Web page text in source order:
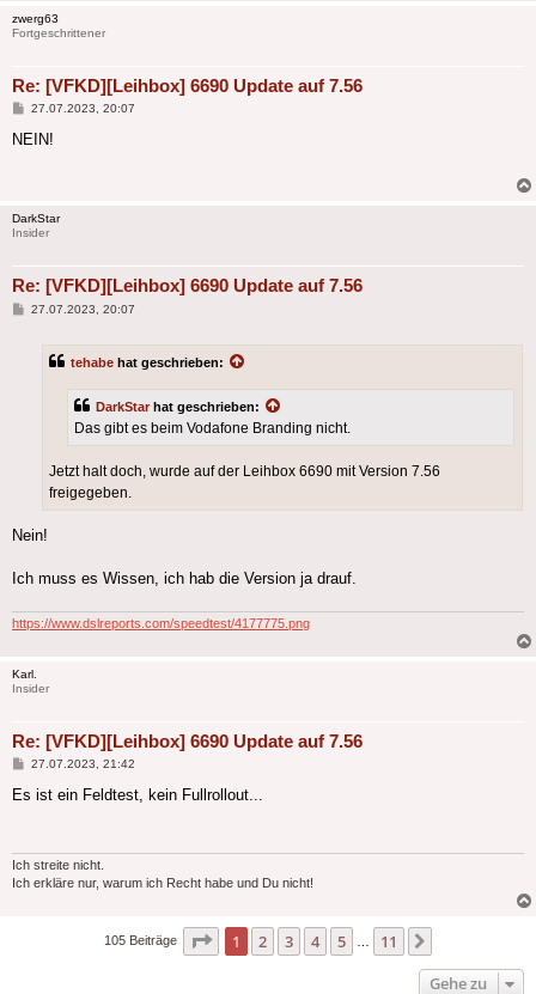
zwerg63
Fortgeschrittener
Re: [VFKD][Leihbox] 6690 Update auf 7.56
Beitrag
27.07.2023, 20:07
NEIN!
DarkStar
Insider
Re: [VFKD][Leihbox] 6690 Update auf 7.56
Beitrag
27.07.2023, 20:07
tehabe hat geschrieben:
DarkStar hat geschrieben:
Das gibt es beim Vodafone Branding nicht.
Jetzt halt doch, wurde auf der Leihbox 6690 mit Version 7.56
freigegeben.
Nein!
Ich muss es Wissen, ich hab die Version ja drauf.
https://www.dslreports.com/speedtest/4177775.png
Karl.
Insider
Re: [VFKD][Leihbox] 6690 Update auf 7.56
Beitrag
27.07.2023, 21:42
Es ist ein Feldtest, kein Fullrollout...
Ich streite nicht.
Ich erkläre nur, warum ich Recht habe und Du nicht!
105 Beiträge Seite 1von 11
1 2 3 4 5 11
Gehe zu